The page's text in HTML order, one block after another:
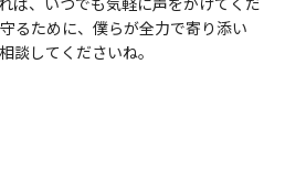
るために、僕らが全力で寄り添い
談してくださいね。